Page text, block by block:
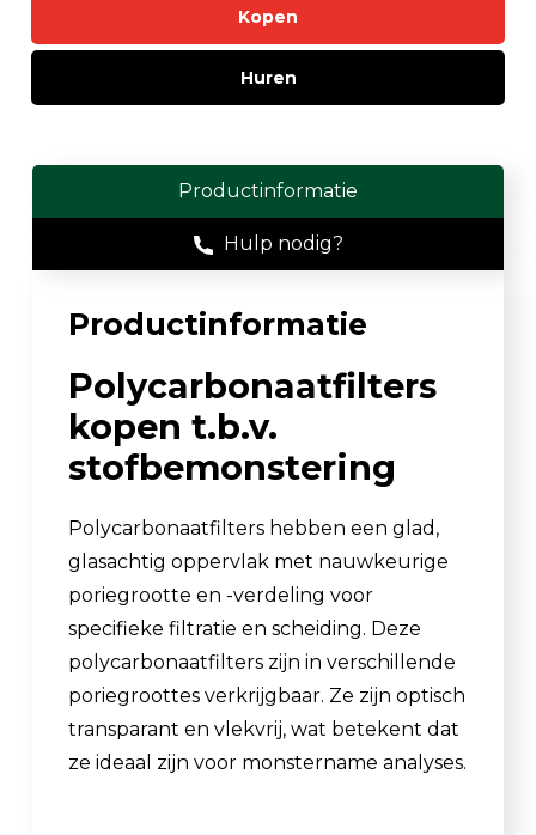
Huren
Kopen
Productinformatie
Hulp nodig?
Productinformatie
Polycarbonaatfilters
kopen t.b.v.
stofbemonstering
Polycarbonaatfilters hebben een glad,
glasachtig oppervlak met nauwkeurige
poriegrootte en -verdeling voor
specifieke filtratie en scheiding. Deze
polycarbonaatfilters zijn in verschillende
poriegroottes verkrijgbaar. Ze zijn optisch
transparant en vlekvrij, wat betekent dat
ze ideaal zijn voor monstername analyses.